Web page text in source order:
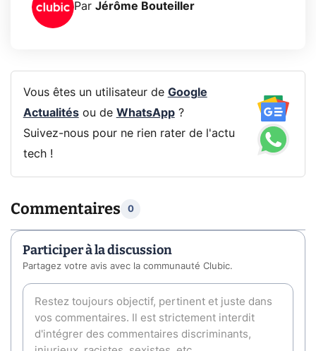
Par Jérôme Bouteiller
Vous êtes un utilisateur de Google
Actualitésou de WhatsApp?
Suivez-nous pour ne rien rater de l'actu
tech !
Commentaires 0
Participer à la discussion
Partagez votre avis avec la communauté Clubic.